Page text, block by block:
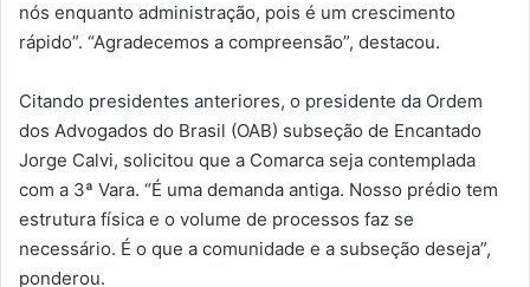
nós enquanto administração, pois é um crescimento
rápido”. “Agradecemos a compreensão”, destacou.
Citando presidentes anteriores, o presidente da Ordem
dos Advogados do Brasil (OAB) subseção de Encantado
Jorge Calvi, solicitou que a Comarca seja contemplada
com a 3ª Vara. “É uma demanda antiga. Nosso prédio tem
estrutura física e o volume de processos faz se
necessário. É o que a comunidade e a subseção deseja”,
ponderou.